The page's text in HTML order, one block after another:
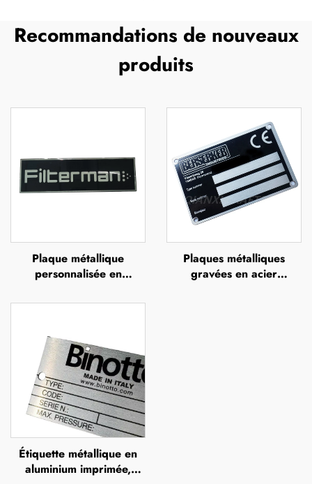
Recommandations de nouveaux
produits
Plaque métallique
personnalisée en
avec impression UV,
offset, plaque métallique
en relief portant le nom
de la marque
Plaques métalliques
gravées en acier
Étiquette métallique en
aluminium imprimée,